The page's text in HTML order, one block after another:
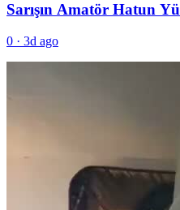
Sarışın Amatör Hatun
0 · 3d ago